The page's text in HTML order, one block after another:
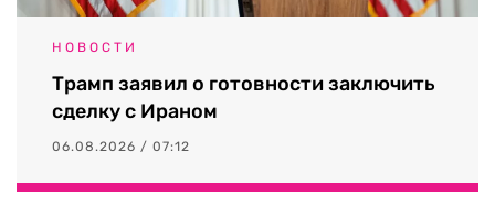
НОВОСТИ
Трамп заявил о готовности заключить
сделку с Ираном
06.08.2026 / 07:12